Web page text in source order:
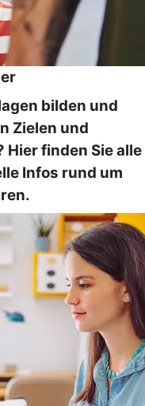
bilden und
Zielen und
finden Sie alle
Infos rund um